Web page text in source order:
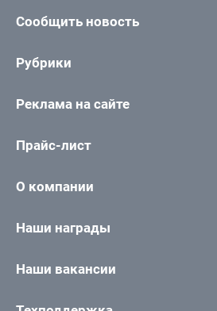
Сообщить новость
Рубрики
Реклама на сайте
Прайс-лист
О компании
Наши награды
Наши вакансии